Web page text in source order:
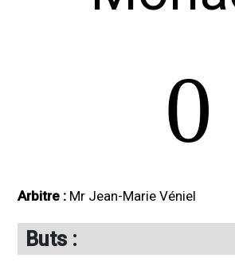
0
Arbitre : Mr Jean-Marie Véniel
Buts :